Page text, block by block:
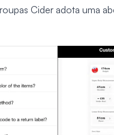
Cider adota uma